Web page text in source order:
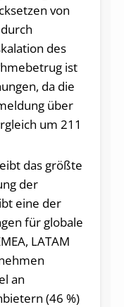
von
des
ist
da die
über
um 211
das größte
der
eine der
für globale
LATAM
an
(46 %)